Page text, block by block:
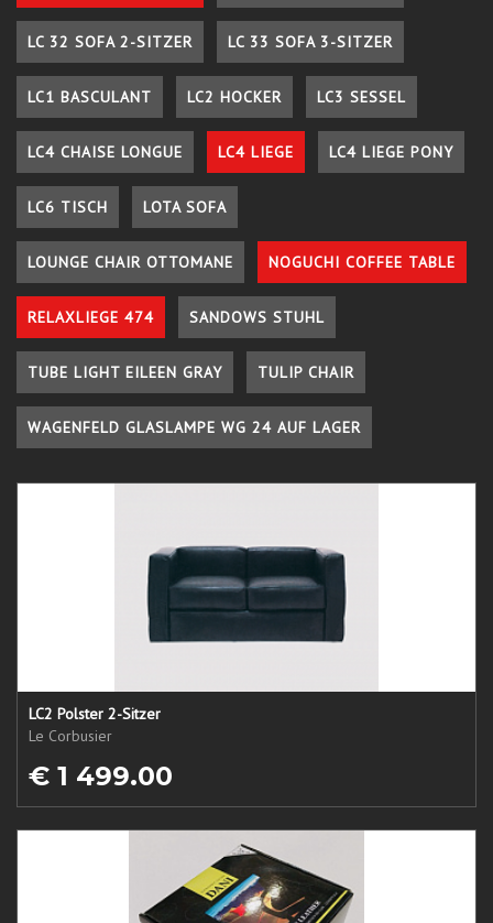
LC 32 SOFA 2-SITZER LC 33 SOFA 3-SITZER
LC1 BASCULANT LC2 HOCKER LC3 SESSEL
LC4 CHAISE LONGUE LC4 LIEGE LC4 LIEGE PONY
LC6 TISCH LOTA SOFA
LOUNGE CHAIR OTTOMANE NOGUCHI COFFEE TABLE
RELAXLIEGE 474 SANDOWS STUHL
TUBE LIGHT EILEEN GRAY TULIP CHAIR
WAGENFELD GLASLAMPE WG 24 AUF LAGER
LC2 Polster 2-Sitzer
Le Corbusier
€ 1 499.00